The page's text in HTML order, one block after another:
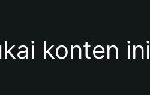
konten ini